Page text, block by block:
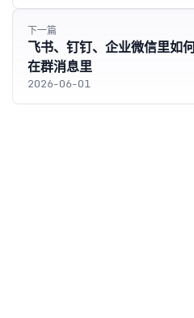
下一篇
飞书、钉钉、企业微信里如
在群消息里
2026-06-01